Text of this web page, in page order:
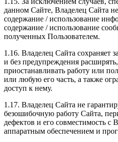
данном Сайте, Владелец Сайта не
содержание / использование
содержание / использование
полученных Пользователем.
1.16. Владелец Сайта сохраняет
и без предупреждения
приостанавливать работу или
или любую его часть, а также
доступ к нему.
1.17. Владелец Сайта не
безошибочную работу Сайта,
дефектов и его совместимость
аппаратным обеспечением и